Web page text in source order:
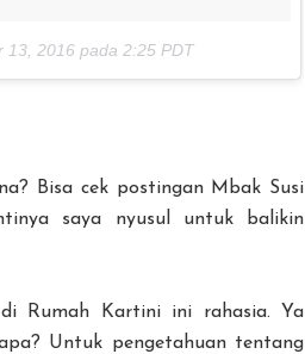
13, 2016 pada 2:25 PDT
Bisa cek postingan Mbak Susi
saya nyusul untuk balikin
Rumah Kartini ini rahasia. Ya
Untuk pengetahuan tentang